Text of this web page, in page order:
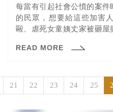
每當有引起社會公憤的案
的民眾，想要給這些加害
毆、虐死女童姨丈家被砸屋
什麼樣的代價嗎？
READ MORE
21 22 23 24 25